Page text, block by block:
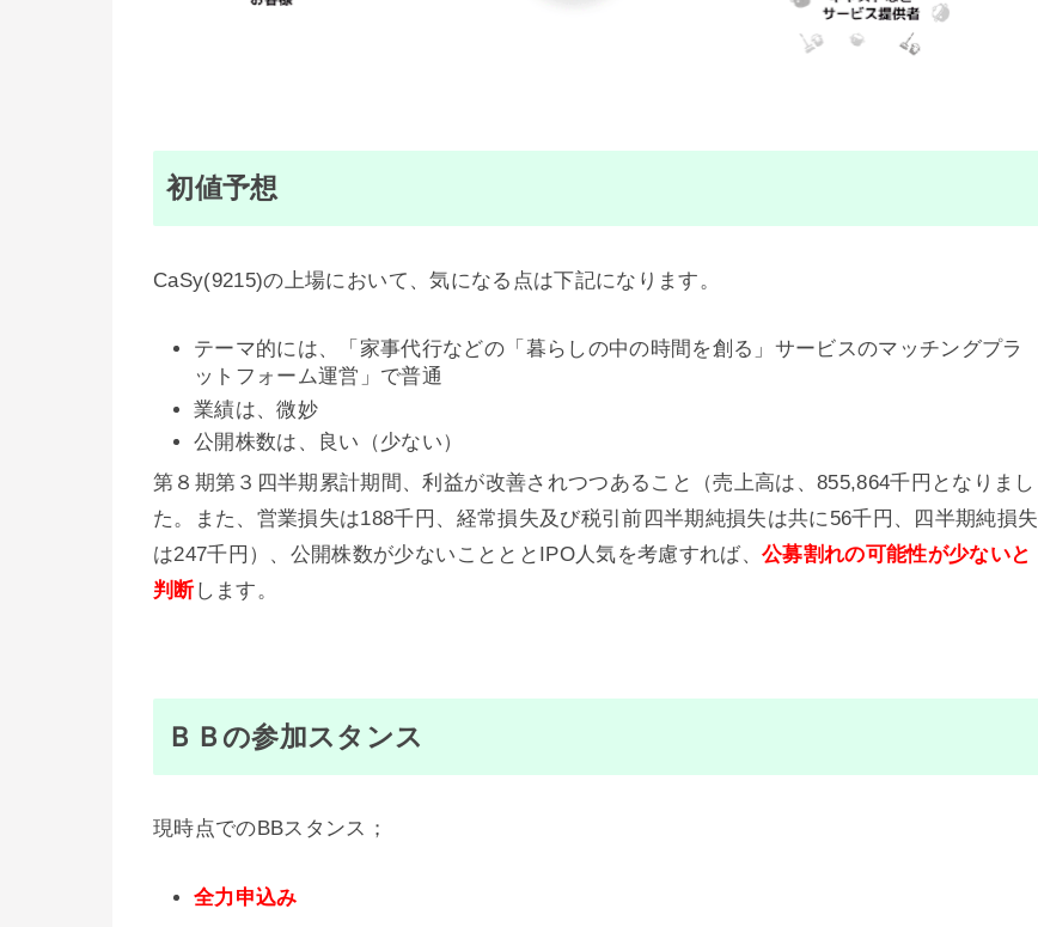
初値予想
CaSy(9215)の上場において、気になる点は下記になります。
テーマ的には、「家事代行などの「暮らしの中の時間を創る」サービスのマッチングプラ
ットフォーム運営」で普通
業績は、微妙
公開株数は、良い（少ない）
第８期第３四半期累計期間、利益が改善されつつあること（売上高は、855,864千円となりまし
た。また、営業損失は188千円、経常損失及び税引前四半期純損失は共に56千円、四半期純損失
は247千円）、公開株数が少ないことととIPO人気を考慮すれば、 公募割れの可能性が少ないと
判断します。
ＢＢの参加スタンス
現時点でのBBスタンス；
全力申込み